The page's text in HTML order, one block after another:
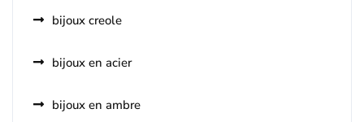
bijoux creole
bijoux en acier
bijoux en ambre